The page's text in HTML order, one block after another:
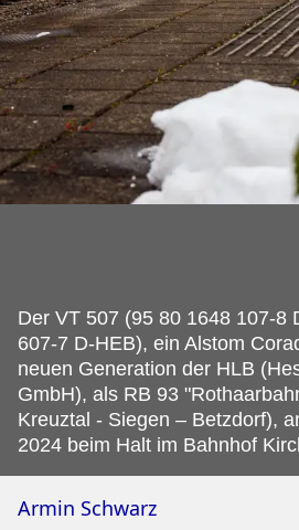
Der VT 507 (95 80 1648 107-8
607-7 D-HEB), ein Alstom
neuen Generation der HLB
GmbH), als RB 93
Kreuztal - Siegen – Betzdorf),
2024 beim Halt im Bahnhof
Armin Schwarz